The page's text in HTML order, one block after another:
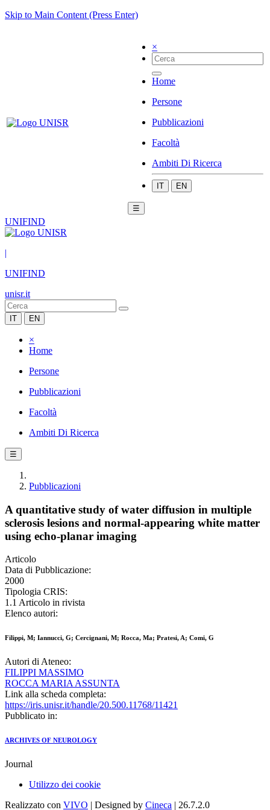
Skip to Main Content (Press Enter)
×
Home
Persone
Pubblicazioni
Facoltà
Ambiti Di Ricerca
IT EN
☰
UNIFIND
|
UNIFIND
unisr.it
IT EN
×
Home
Persone
Pubblicazioni
Facoltà
Ambiti Di Ricerca
☰
Pubblicazioni
A quantitative study of water diffusion in multiple
sclerosis lesions and normal-appearing white matter
using echo-planar imaging
Articolo
Data di Pubblicazione:
2000
Tipologia CRIS:
1.1 Articolo in rivista
Elenco autori:
Filippi, M; Iannucci, G; Cercignani, M; Rocca, Ma; Pratesi, A; Comi, G
Autori di Ateneo:
FILIPPI MASSIMO
ROCCA MARIA ASSUNTA
Link alla scheda completa:
https://iris.unisr.it/handle/20.500.11768/11421
Pubblicato in:
ARCHIVES OF NEUROLOGY
Journal
Utilizzo dei cookie
Realizzato con VIVO | Designed by Cineca | 26.7.2.0